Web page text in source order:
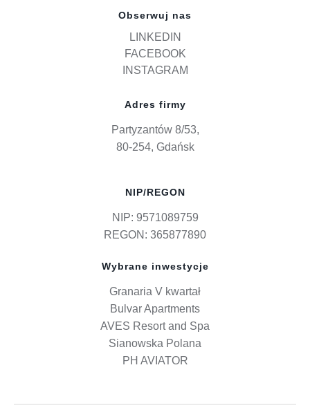
Obserwuj nas
LINKEDIN
FACEBOOK
INSTAGRAM
Adres firmy
Partyzantów 8/53,
80-254, Gdańsk
NIP/REGON
NIP: 9571089759
REGON: 365877890
Wybrane inwestycje
Granaria V kwartał
Bulvar Apartments
AVES Resort and Spa
Sianowska Polana
PH AVIATOR